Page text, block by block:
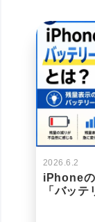
2026.6.2
iPhoneの
「バッ